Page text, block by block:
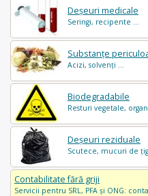
Deșeuri medicale
Seringi, recipente ...
Substanțe
Acizi, solvenți ...
Biodegradabile
Resturi vegetale,
Deșeuri reziduale
Scutece, mucuri de
Contabilitate fără griji
Servicii pentru SRL, PFA și ONG: